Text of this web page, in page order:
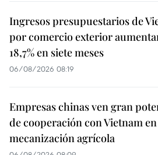
Ingresos presupuestarios de
por comercio exterior
18,7% en siete meses
06/08/2026 08:19
Empresas chinas ven gran
de cooperación con Vietnam en
mecanización agrícola